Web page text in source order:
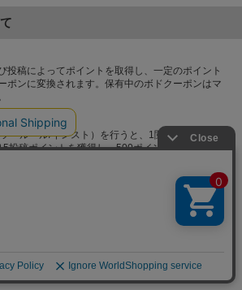
投稿によってポイントを取得し、一定のポイント
ポンに変換されます。保有中のボドクーポンはマ
・ルール/インスト）を行うと、1閲覧あたり1投稿
投稿ポイントを獲得し、500ポイントごとに商品
ンが付与されます。
あたり1購入ポイント、100ポイントごとに注文金
ンが付与されます。尚、ボドクーポンを利用した購
総額に対して購入ポイントが付与されます。
ーポンを注文確定画面で適用することができま